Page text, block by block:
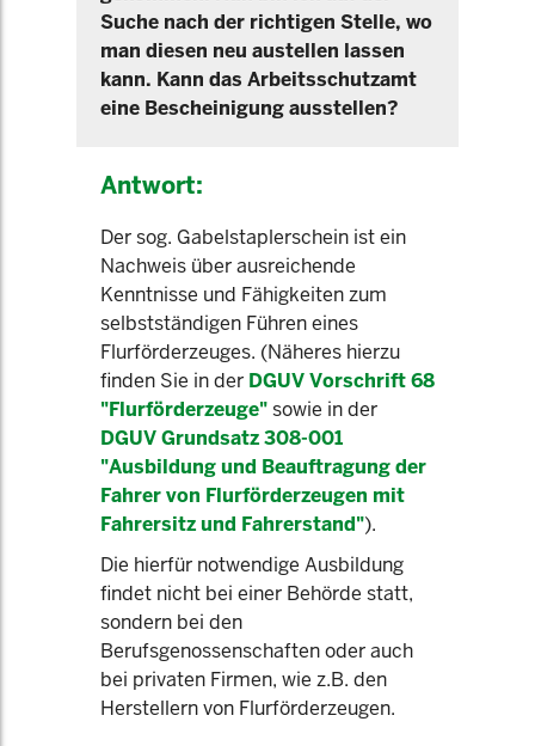
Suche nach der richtigen Stelle, wo
man diesen neu austellen lassen
kann. Kann das Arbeitsschutzamt
eine Bescheinigung ausstellen?
Antwort:
Der sog. Gabelstaplerschein ist ein
Nachweis über ausreichende
Kenntnisse und Fähigkeiten zum
selbstständigen Führen eines
Flurförderzeuges. (Näheres hierzu
finden Sie in der DGUV Vorschrift 68
"Flurförderzeuge"sowie in der
DGUV Grundsatz 308-001
"Ausbildung und Beauftragung der
Fahrer von Flurförderzeugen mit
Fahrersitz und Fahrerstand").
Die hierfür notwendige Ausbildung
findet nicht bei einer Behörde statt,
sondern bei den
Berufsgenossenschaften oder auch
bei privaten Firmen, wie z.B. den
Herstellern von Flurförderzeugen.